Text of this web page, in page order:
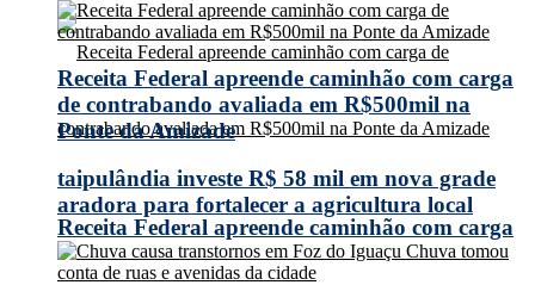
Receita Federal apreende caminhão com carga
Receita Federal apreende caminhão com carga
de contrabando avaliada em R$500mil na
Ponte da Amizade
taipulândia investe R$ 58 mil em nova grade
aradora para fortalecer a agricultura local